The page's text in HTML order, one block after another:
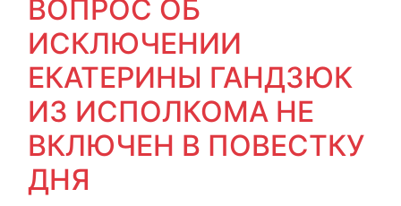
ВОПРОС ОБ
ИСКЛЮЧЕНИИ
ЕКАТЕРИНЫ ГАНДЗЮК
ИЗ ИСПОЛКОМА НЕ
ВКЛЮЧЕН В ПОВЕСТКУ
ДНЯ